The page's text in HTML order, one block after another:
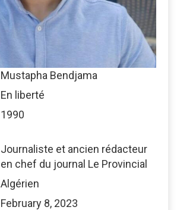
Mustapha Bendjama
En liberté
1990
Journaliste et ancien rédacteur
en chef du journal Le Provincial
Algérien
February 8, 2023